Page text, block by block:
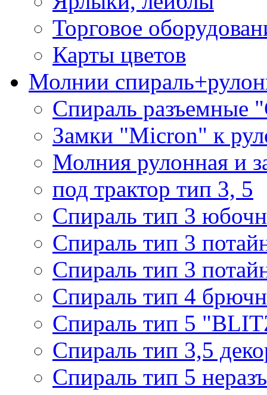
Торговое
Карты цветов
Молнии
Спираль разъемные
Замки "Micron" к
Молния рулонная и
под трактор тип 3, 5
Спираль тип 3
Спираль тип 3
Спираль тип 3
Спираль тип 4
Спираль тип 5
Спираль тип 3,5
Спираль тип 5